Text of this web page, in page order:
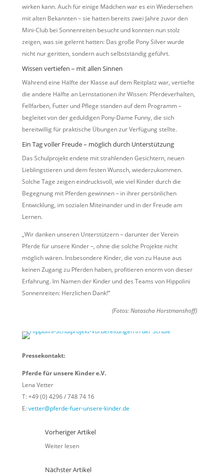
wirken kann. Auch für einige Mädchen war es ein Wiedersehen
mit alten Bekannten – sie hatten bereits zwei Jahre zuvor den
Mini-Club bei Sonnenreiten besucht und konnten nun stolz
zeigen, was sie gelernt hatten: Das große Pony Silver wurde
nicht nur geritten, sondern auch selbstständig geführt.
Wissen vertiefen – mit allen Sinnen
Während eine Hälfte der Klasse auf dem Reitplatz war, vertiefte
die andere Hälfte an Lernstationen ihr Wissen: Pferdeverhalten,
Fellfarben, Futter und Pflege standen auf dem Programm –
begleitet von der geduldigen Pony-Dame Funny, die sich
bereitwillig für praktische Übungen zur Verfügung stellte.
Ein Tag voller Freude – möglich durch Unterstützung
Das Schulprojekt endete mit strahlenden Gesichtern, neuen
Lieblingstieren und dem festen Wunsch, wiederzukommen.
Solche Tage zeigen eindrucksvoll, wie viel Kinder durch die
Begegnung mit Pferden gewinnen – in ihrer persönlichen
Entwicklung, im sozialen Miteinander und in der Freude am
Lernen.
„Wir danken unseren Unterstützern – darunter der Verein
Pferde für unsere Kinder –, ohne die solche Projekte nicht
möglich wären. Insbesondere Kinder, die von zu Hause aus
keinen Zugang zu Pferden haben, profitieren enorm von dieser
Erfahrung. Im Namen der Kinder und des Teams von Hippolini
Sonnenreiten: Herzlichen Dank!“
(Fotos: Natascha Horstmanshoff)
Pressekontakt:
Pferde für unsere Kinder e.V.
Lena Vetter
T: +49 (0) 4296 / 748 74 16
E:vetter@pferde-fuer-unsere-kinder.de
Vorheriger Artikel
Weiter lesen
Nächster Artikel